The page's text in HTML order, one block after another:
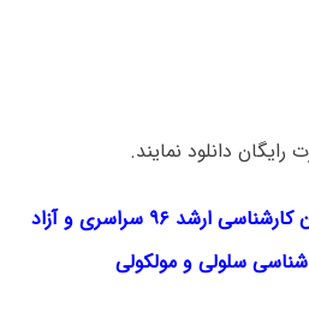
دانلود نمایند.
دانلود رایگان سؤالات آزمون کارشناسی ارشد ۹۶ سراسری و آزاد
سلولی و مولکولی